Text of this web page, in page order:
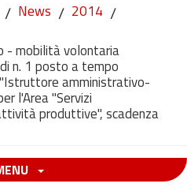
/ News / 2014 /
- mobilità volontaria
n. 1 posto a tempo
amministrativo-
l'Area "Servizi
produttive", scadenza